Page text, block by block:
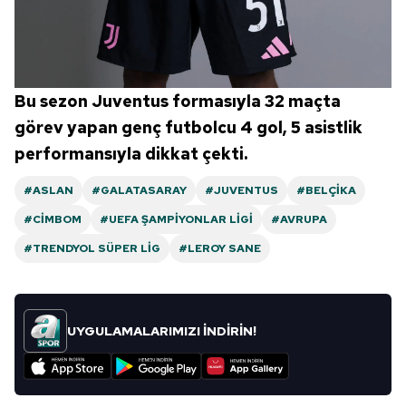
Bu sezon Juventus formasıyla 32 maçta
görev yapan genç futbolcu 4 gol, 5 asistlik
performansıyla dikkat çekti.
#ASLAN #GALATASARAY #JUVENTUS
#BELÇIKA
#CIMBOM
#UEFA ŞAMPIYONLAR LIGI
#AVRUPA
#TRENDYOL SÜPER LIG
#LEROY SANE
UYGULAMALARIMIZI İNDİRİN!